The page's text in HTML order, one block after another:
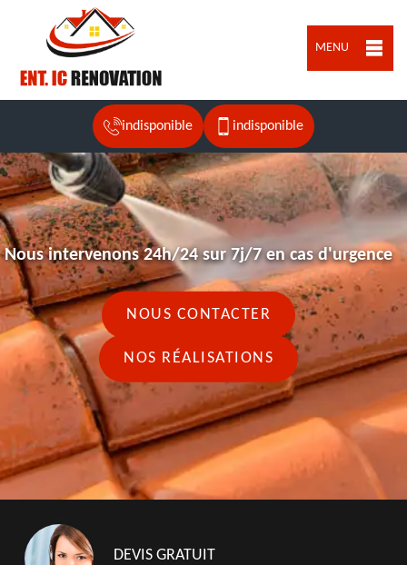
MENU
indisponible indisponible
Nous intervenons 24h/24 sur 7j/7 en cas d'urgence
NOUS CONTACTER
NOS RÉALISATIONS
DEVIS GRATUIT